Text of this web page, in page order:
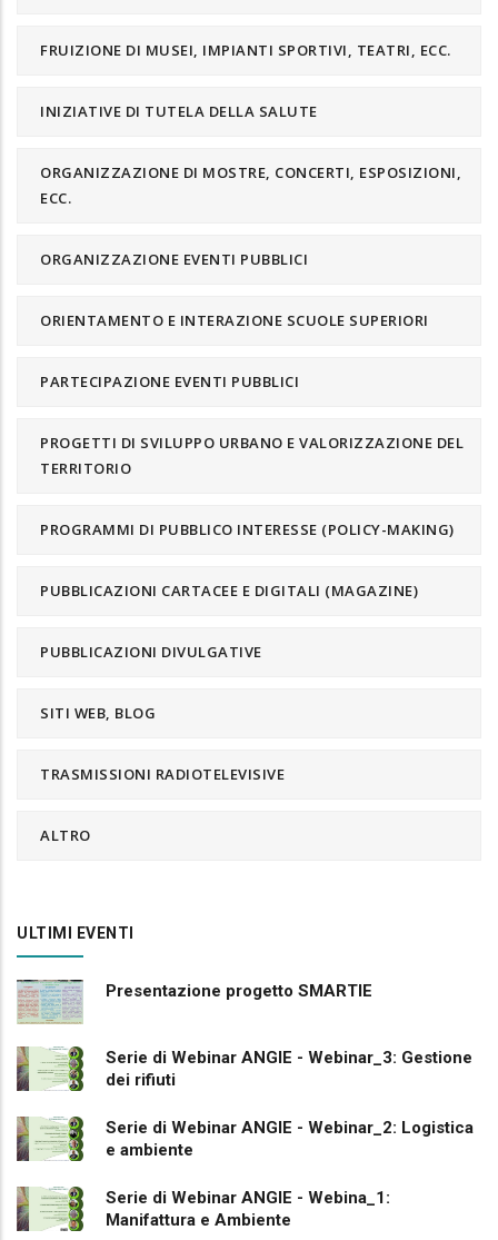
FRUIZIONE DI MUSEI, IMPIANTI SPORTIVI, TEATRI, ECC.
INIZIATIVE DI TUTELA DELLA SALUTE
ORGANIZZAZIONE DI MOSTRE, CONCERTI, ESPOSIZIONI,
ECC.
ORGANIZZAZIONE EVENTI PUBBLICI
ORIENTAMENTO E INTERAZIONE SCUOLE SUPERIORI
PARTECIPAZIONE EVENTI PUBBLICI
PROGETTI DI SVILUPPO URBANO E VALORIZZAZIONE DEL
TERRITORIO
PROGRAMMI DI PUBBLICO INTERESSE (POLICY-MAKING)
PUBBLICAZIONI CARTACEE E DIGITALI (MAGAZINE)
PUBBLICAZIONI DIVULGATIVE
SITI WEB, BLOG
TRASMISSIONI RADIOTELEVISIVE
ALTRO
ULTIMI EVENTI
Presentazione progetto SMARTIE
Serie di Webinar ANGIE - Webinar_3: Gestione
dei rifiuti
Serie di Webinar ANGIE - Webinar_2: Logistica
e ambiente
Serie di Webinar ANGIE - Webina_1:
Manifattura e Ambiente